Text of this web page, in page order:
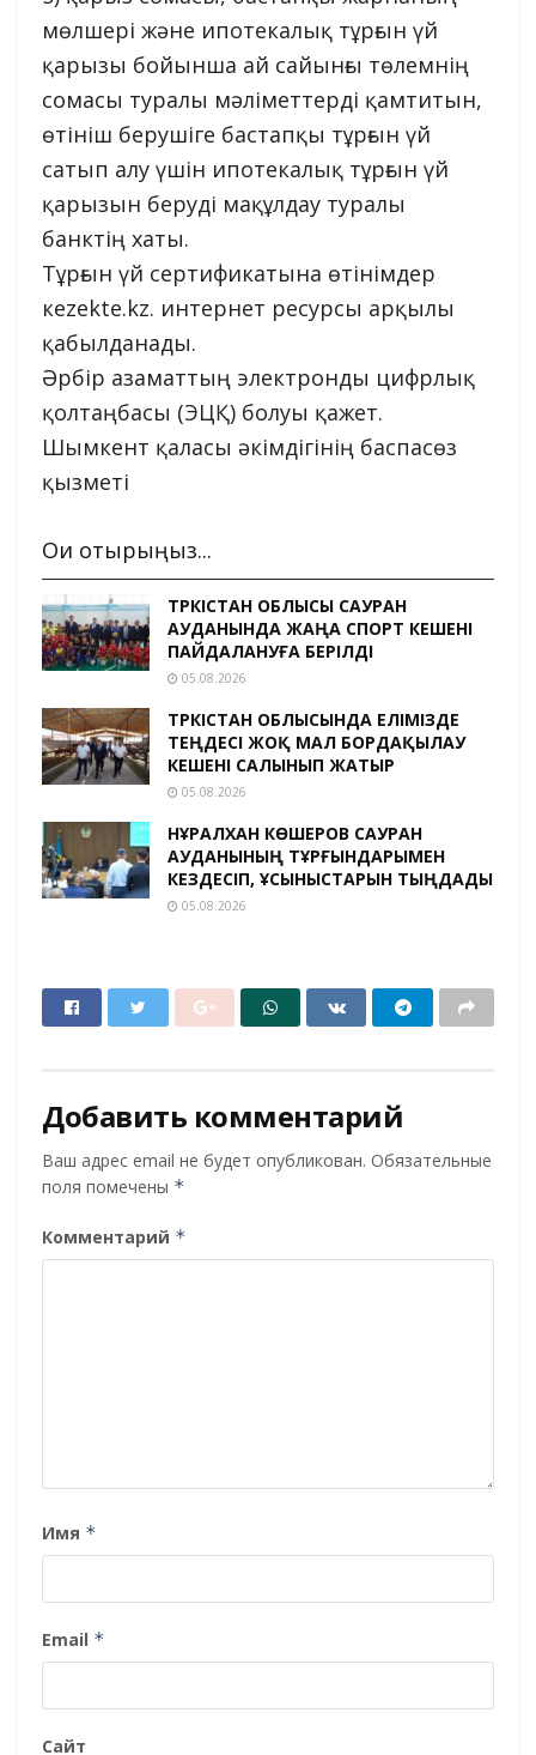
мөлшері және ипотекалық тұрғын үй
қарызы бойынша ай сайынғы төлемнің
сомасы туралы мәліметтерді қамтитын,
өтініш берушіге бастапқы тұрғын үй
сатып алу үшін ипотекалық тұрғын үй
қарызын беруді мақұлдау туралы
банктің хаты.
Тұрғын үй сертификатына өтінімдер
кezekte.kz. интернет ресурсы арқылы
қабылданады.
Әрбір азаматтың электронды цифрлық
қолтаңбасы (ЭЦҚ) болуы қажет.
Шымкент қаласы әкімдігінің баспасөз
қызметі
Оқи отырыңыз...
ТҮРКІСТАН ОБЛЫСЫ САУРАН
АУДАНЫНДА ЖАҢА СПОРТ КЕШЕНІ
ПАЙДАЛАНУҒА БЕРІЛДІ
05.08.2026
ТҮРКІСТАН ОБЛЫСЫНДА ЕЛІМІЗДЕ
ТЕҢДЕСІ ЖОҚ МАЛ БОРДАҚЫЛАУ
КЕШЕНІ САЛЫНЫП ЖАТЫР
05.08.2026
НҰРАЛХАН КӨШЕРОВ САУРАН
АУДАНЫНЫҢ ТҰРҒЫНДАРЫМЕН
КЕЗДЕСІП, ҰСЫНЫСТАРЫН ТЫҢДАДЫ
05.08.2026
Добавить комментарий
Ваш адрес email не будет опубликован. Обязательные
поля помечены *
Комментарий *
Имя *
Email *
Сайт